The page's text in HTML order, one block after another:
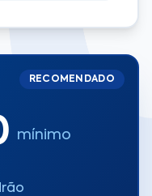
RECOMENDADO
mínimo